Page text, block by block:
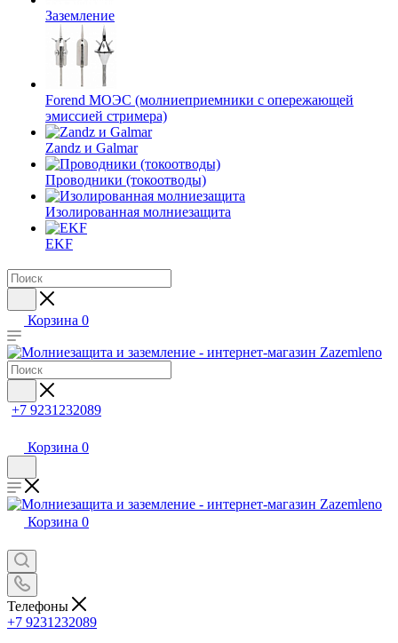
Заземление
Forend МОЭС (молниеприемники с опережающей
эмиссией стримера)
Zandz и Galmar
Проводники (токоотводы)
Изолированная молниезащита
EKF
Корзина 0
+7 9231232089
Корзина 0
Корзина 0
Телефоны
+7 9231232089